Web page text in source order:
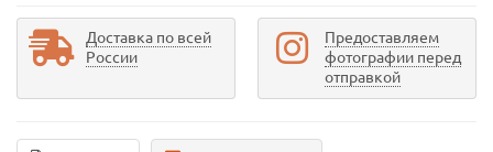
Доставка по всей
России
Предоставляем
фотографии перед
отправкой